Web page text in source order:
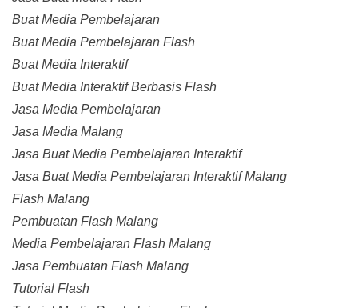
Buat Media Pembelajaran
Buat Media Pembelajaran Flash
Buat Media Interaktif
Buat Media Interaktif Berbasis Flash
Jasa Media Pembelajaran
Jasa Media Malang
Jasa Buat Media Pembelajaran Interaktif
Jasa Buat Media Pembelajaran Interaktif Malang
Flash Malang
Pembuatan Flash Malang
Media Pembelajaran Flash Malang
Jasa Pembuatan Flash Malang
Tutorial Flash